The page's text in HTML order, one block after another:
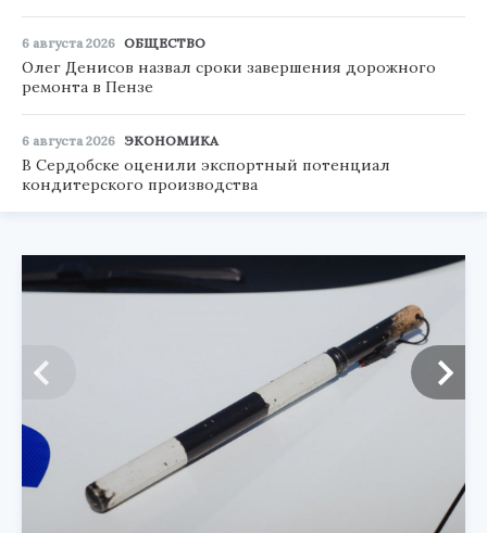
6 августа 2026 ОБЩЕСТВО
Олег Денисов назвал сроки завершения дорожного
ремонта в Пензе
6 августа 2026 ЭКОНОМИКА
В Сердобске оценили экспортный потенциал
кондитерского производства